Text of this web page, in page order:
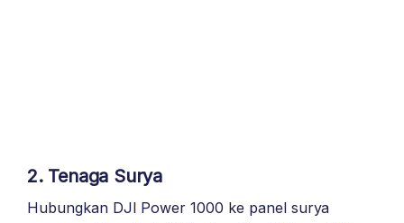
2. Tenaga Surya
Hubungkan DJI Power 1000 ke panel surya